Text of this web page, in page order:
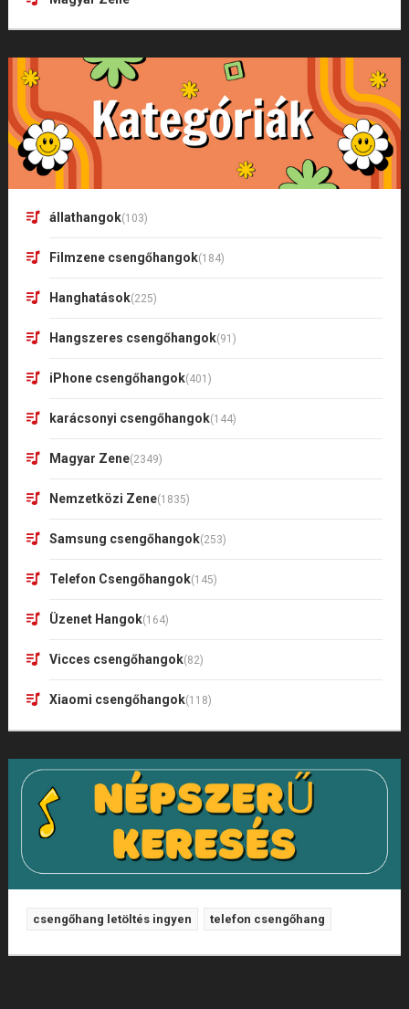
állathangok(103)
Filmzene csengőhangok(184)
Hanghatások(225)
Hangszeres csengőhangok(91)
iPhone csengőhangok(401)
karácsonyi csengőhangok(144)
Magyar Zene(2349)
Nemzetközi Zene(1835)
Samsung csengőhangok(253)
Telefon Csengőhangok(145)
Üzenet Hangok(164)
Vicces csengőhangok(82)
Xiaomi csengőhangok(118)
csengőhang letöltés ingyen telefon csengőhang